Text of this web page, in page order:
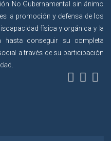
No Gubernamental sin ánimo
la promoción y defensa de los
física y orgánica y la
conseguir su completa
a través de su participación